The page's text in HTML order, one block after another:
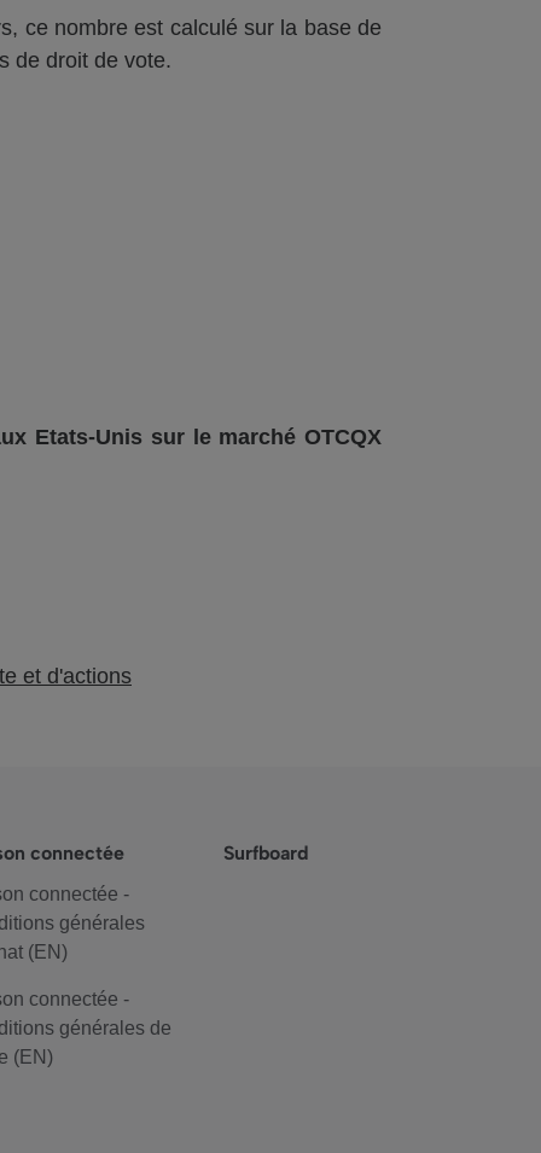
ce nombre est calculé sur la base de
de droit de vote.
Etats-Unis sur le marché OTCQX
et d'actions
connectée
connectée -
générales
(EN)
connectée -
générales de
(EN)
Surfboard